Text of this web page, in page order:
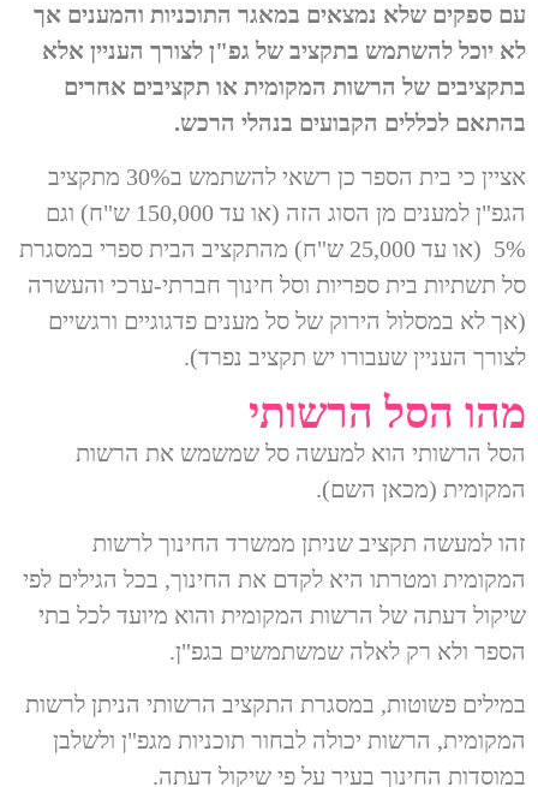
עם ספקים שלא נמצאים במאגר התוכניות והמענים אך
לא יוכל להשתמש בתקציב של גפ"ן לצורך העניין אלא
בתקציבים של הרשות המקומית או תקציבים אחרים
בהתאם לכללים הקבועים בנהלי הרכש.
אציין כי בית הספר כן רשאי להשתמש ב30% מתקציב
הגפ"ן למענים מן הסוג הזה (או עד 150,000 ש"ח) וגם
5% (או עד 25,000 ש"ח) מהתקציב הבית ספרי במסגרת
סל תשתיות בית ספריות וסל חינוך חברתי-ערכי והעשרה
(אך לא במסלול הירוק של סל מענים פדגוגיים ורגשיים
לצורך העניין שעבורו יש תקציב נפרד).
מהו הסל הרשותי
הסל הרשותי הוא למעשה סל שמשמש את הרשות
המקומית (מכאן השם).
זהו למעשה תקציב שניתן ממשרד החינוך לרשות
המקומית ומטרתו היא לקדם את החינוך, בכל הגילים לפי
שיקול דעתה של הרשות המקומית והוא מיועד לכל בתי
הספר ולא רק לאלה שמשתמשים בגפ"ן.
במילים פשוטות, במסגרת התקציב הרשותי הניתן לרשות
המקומית, הרשות יכולה לבחור תוכניות מגפ"ן ולשלבן
במוסדות החינוך בעיר על פי שיקול דעתה.